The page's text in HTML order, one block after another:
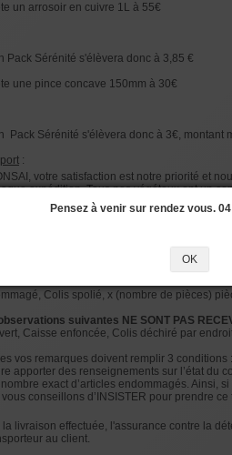
un arrosoir en cuivre 1L à 55€
Pack Sérénité s'élèvera donc à 3,85 €
une pince concave 150mm à 30€
Pack Sérénité s'élèvera donc à 3€, montant
:
votre satisfaction est notre priorité et
expédition. Tous nos végétaux ont un
Si toutefois un incident se produisait
frais, les produits contre la casse.
la responsabilité en cas d'incident.
?
pour votre satisfaction, que la garantie
les observations nécessaires sur le
Colis spolié, x (nombre de pièces)
suivantes NE SONT PAS
Caisse enfoncée, Colis déchiré par
vos remarques doivent remplir 3
apporter des renseignements sur l’état du
exact d’articles endommagés. Ainsi,
conseillons d’INSISTER pour prendre
la livraison effectuée, l'assurance contre la
au client.
Pensez à venir sur rendez vous.
OK